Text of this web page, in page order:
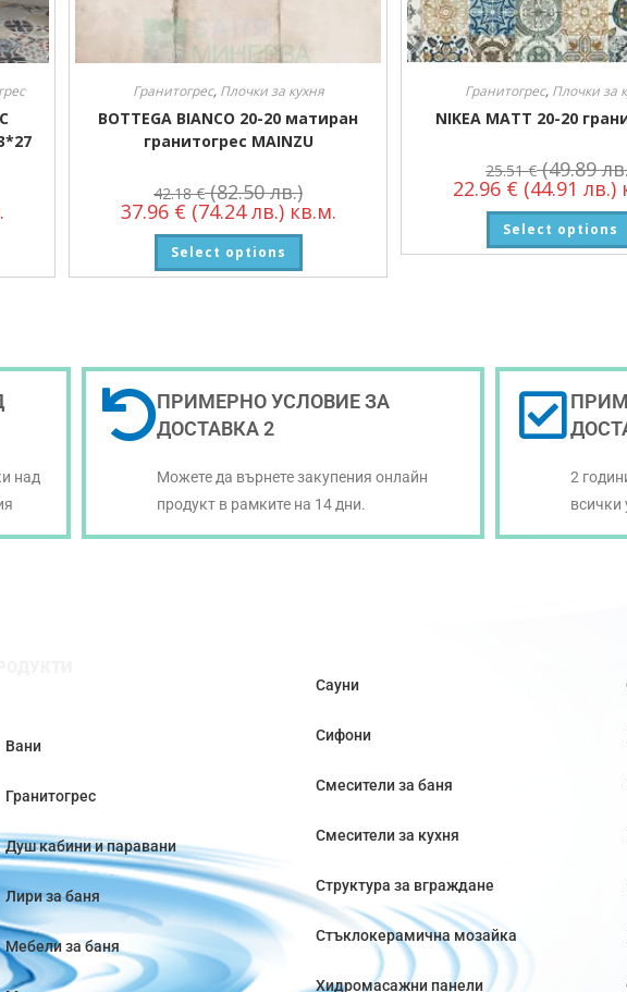
Гранитогрес, Плочки за кухня
BOTTEGA BIANCO 20-20 матиран
гранитогрес MAINZU
42.18€ (82.50 лв.)
37.96 € (74.24 лв.)кв.м.
Select options
Гранитогрес, Плочки за
NIKEA MATT 20-20
25.51€ (49.89
22.96 € (44.91 лв.)
Select options
над
ПРИМЕРНО УСЛОВИЕ ЗА
ДОСТАВКА 2
Можете да върнете закупения онлайн
продукт в рамките на 14 дни.
2
всички
Вани
Гранитогрес
Душ кабини и паравани
Лири за баня
Мебели за баня
Сауни
Сифони
Смесители за баня
Смесители за кухня
Структура за вграждане
Стъклокерамична мозайка
Хидромасажни панели